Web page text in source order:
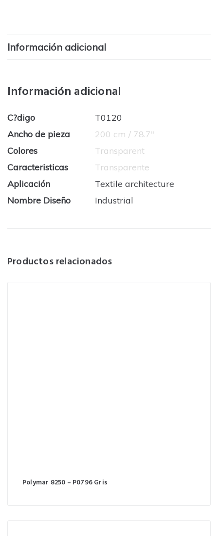
Información adicional
Información adicional
C?digo
T0120
Ancho de pieza
200 cm / 78.7''
Colores
Transparent
Caracteristicas
Transparente
Aplicación
Textile architecture
Nombre Diseño
Industrial
Productos relacionados
Polymar 8250 – P0796 Gris